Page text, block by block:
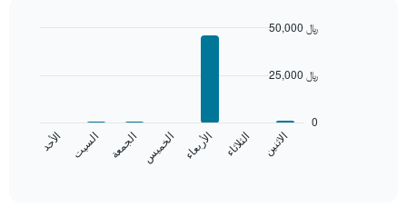
الاثنين الثلاثاء الأربعاء الخميس الجمعة السبت الأحد
0
25,000 ﷼
50,000 ﷼